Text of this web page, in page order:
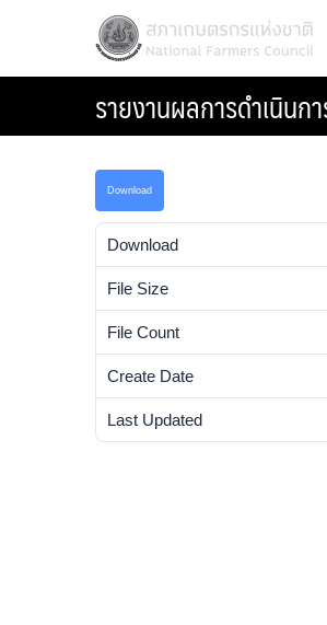
สภาเกษตรกรแห่งชาติ
National Farmers Council
รายงานผลการดำเนิน
Download
Download
File Size
File Count
Create Date
Last Updated